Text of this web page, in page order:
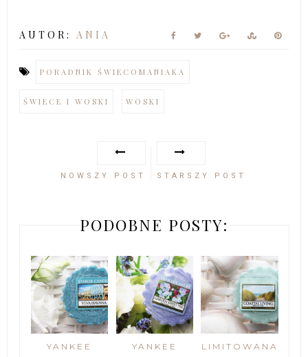
AUTOR:ANIA
PORADNIK ŚWIECOMANIAKA
ŚWIECE I WOSKI WOSKI
NOWSZY POST STARSZY POST
PODOBNE POSTY:
YANKEE
YANKEE
LIMITOWANA